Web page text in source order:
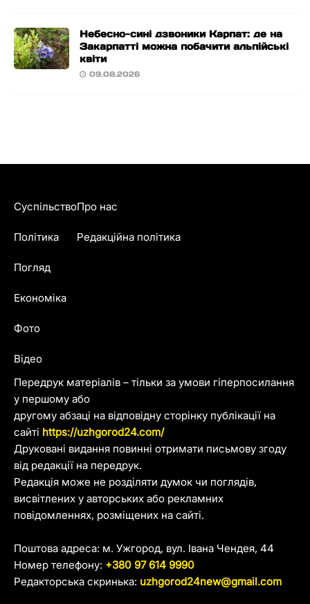
Небесно-сині дзвоники Карпат: де на
Закарпатті можна побачити альпійські
квіти
09.08.2026
Передрук матеріалів – тільки за умови гіперпосилання
у першому або
другому абзаці на відповідну сторінку публікації на
сайті https://uzhgorod24.com/
Друковані видання повинні отримати письмову згоду
від редакції на передрук.
Редакція може не розділяти думок чи поглядів,
висвітлених у авторських або рекламних
повідомленнях, розміщених на сайті.
Поштова адреса: м. Ужгород, вул. Івана Чендея, 44
Номер телефону: +380 97 614 9990
Редакторська скринька: uzhgorod24new@gmail.com
Суспільство
Політика
Погляд
Економіка
Фото
Відео
Про нас
Редакційна політика